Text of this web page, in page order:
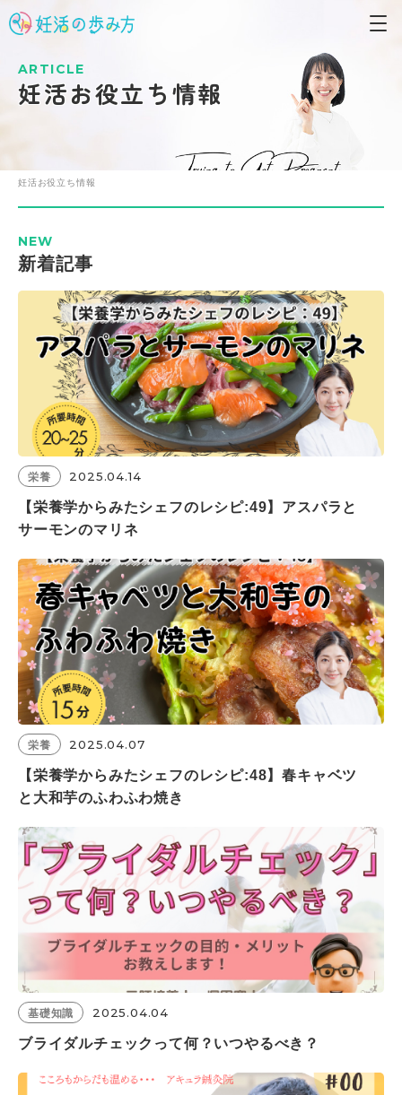
妊活お役立ち情報
ARTICLE
妊活お役立ち情報
NEW
新着記事
栄養 2025.04.14
【栄養学からみたシェフのレシピ:49】アスパラと
サーモンのマリネ
栄養 2025.04.07
【栄養学からみたシェフのレシピ:48】春キャベツ
と大和芋のふわふわ焼き
基礎知識 2025.04.04
ブライダルチェックって何？いつやるべき？